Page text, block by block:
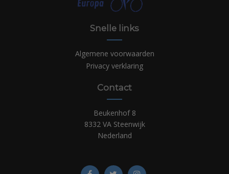
Snelle links
Algemene voorwaarden
Privacy verklaring
Contact
Beukenhof 8
8332 VA Steenwijk
Nederland